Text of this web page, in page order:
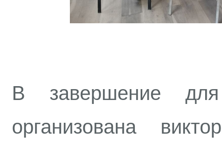
В завершение
организована